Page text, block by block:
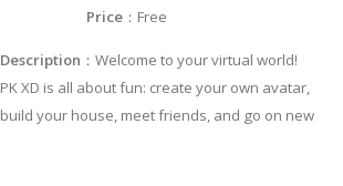
Price ：Free
Description ：Welcome to your virtual world!
PK XD is all about fun: create your own avatar,
build your house, meet friends, and go on new